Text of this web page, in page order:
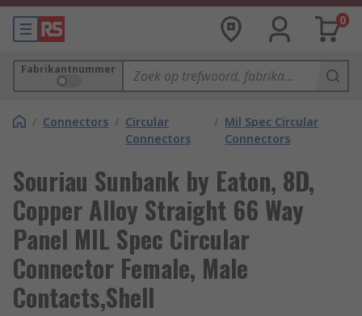
0
Fabrikantnummer
/ Connectors / Circular
Connectors
/ Mil Spec Circular
Connectors
Souriau Sunbank by Eaton, 8D,
Copper Alloy Straight 66 Way
Panel MIL Spec Circular
Connector Female, Male
Contacts,Shell